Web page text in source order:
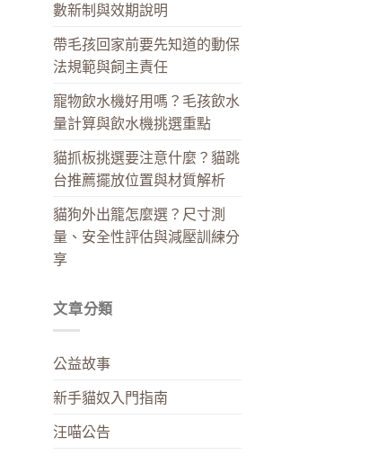
數新制與效期說明
帶毛孩回家前要先知道的動保
法規範與飼主責任
寵物飲水機好用嗎？毛孩飲水
量計算與飲水機挑選重點
貓抓板挑選要注意什麼？貓跳
台推薦擺放位置與材質解析
貓狗外出籠怎麼選？尺寸測
量、安全性評估與減壓訓練分
享
文章分類
公益故事
新手貓奴入門指南
汪喵公告